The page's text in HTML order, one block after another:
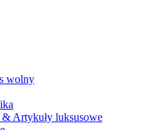
wolny
Artykuły luksusowe